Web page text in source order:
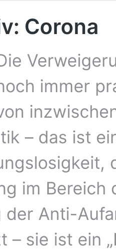
Corona
immer
– das ist
im
der Anti-
– sie ist ein